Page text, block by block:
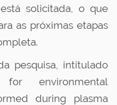
solicitada, o que
as próximas etapas
pesquisa, intitulado
environmental
during plasma